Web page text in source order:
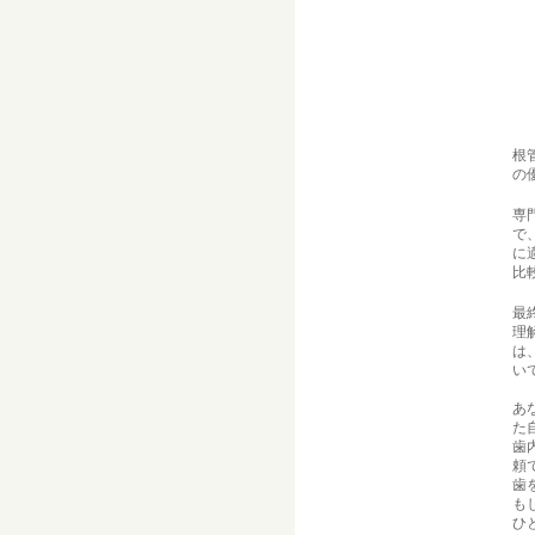
根
の
専
で
に
比
最
理
は
い
あ
た
歯
頼
歯
も
ひ